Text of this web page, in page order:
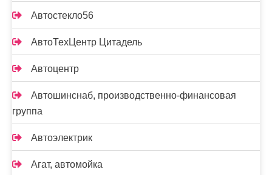
Автостекло56
АвтоТехЦентр Цитадель
Автоцентр
Автошинснаб, производственно-финансовая
группа
Автоэлектрик
Агат, автомойка